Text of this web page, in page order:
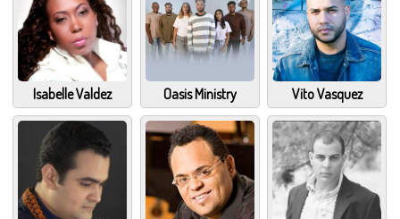
Isabelle Valdez Oasis Ministry Vito Vasquez